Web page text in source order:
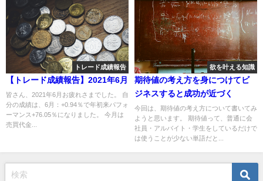
トレード成績報告
【トレード成績報告】2021年6月
皆さん、2021年6月お疲れさまでした。 自
分の成績は、6月：+0.94％で年初来パフォ
ーマンス+76.05％になりました。 今月は
売買代金...
欲を叶える知識
期待値の考え方を身につけてビ
ジネスすると成功が近づく
今回は、期待値の考え方について書いてみ
ようと思います。 期待値って、普通に会
社員・アルバイト・学生をしているだけで
は使うことが少ない単語だと...